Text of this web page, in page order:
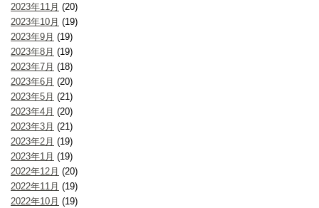
2023年11月 (20)
2023年10月 (19)
2023年9月 (19)
2023年8月 (19)
2023年7月 (18)
2023年6月 (20)
2023年5月 (21)
2023年4月 (20)
2023年3月 (21)
2023年2月 (19)
2023年1月 (19)
2022年12月 (20)
2022年11月 (19)
2022年10月 (19)